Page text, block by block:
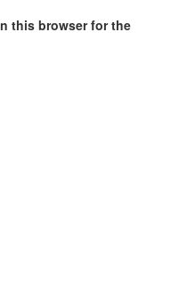
this browser for the